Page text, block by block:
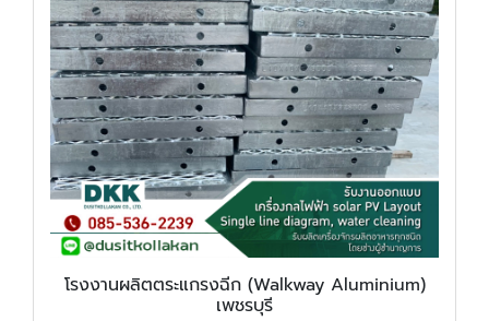
โรงงานผลิตตระแกรงฉีก (Walkway Aluminium)
เพชรบุรี